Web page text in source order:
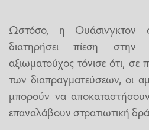
Ωστόσο, η Ουάσινγκτον
διατηρήσει πίεση
αξιωματούχος τόνισε ότι, σε
των διαπραγματεύσεων, οι
μπορούν να
επαναλάβουν στρατιωτική